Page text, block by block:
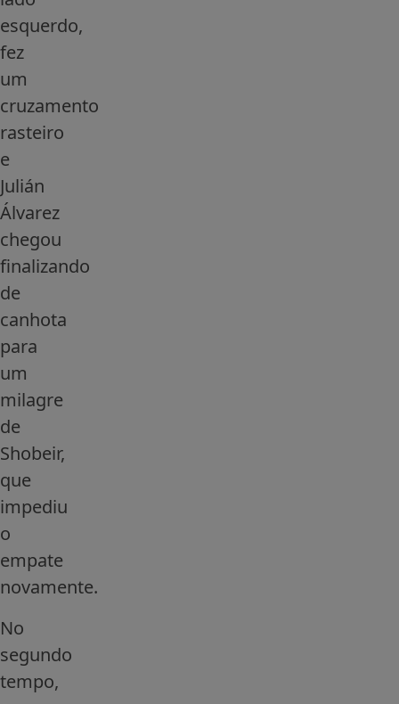
esquerdo,
fez
um
cruzamento
rasteiro
e
Julián
Álvarez
chegou
finalizando
de
canhota
para
um
milagre
de
Shobeir,
que
impediu
o
empate
novamente.
No
segundo
tempo,